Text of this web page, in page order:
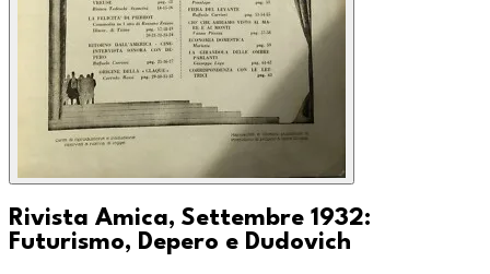
Rivista Amica, Settembre 1932:
Futurismo, Depero e Dudovich